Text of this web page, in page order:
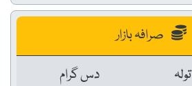
صرافہ بازار
تولہ
دس گرام